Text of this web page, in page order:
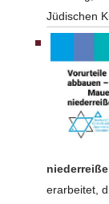
Jüdischen
erarbeitet,